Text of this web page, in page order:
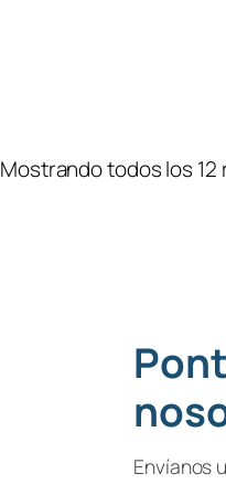
Mostrando todos los 12
Envíanos